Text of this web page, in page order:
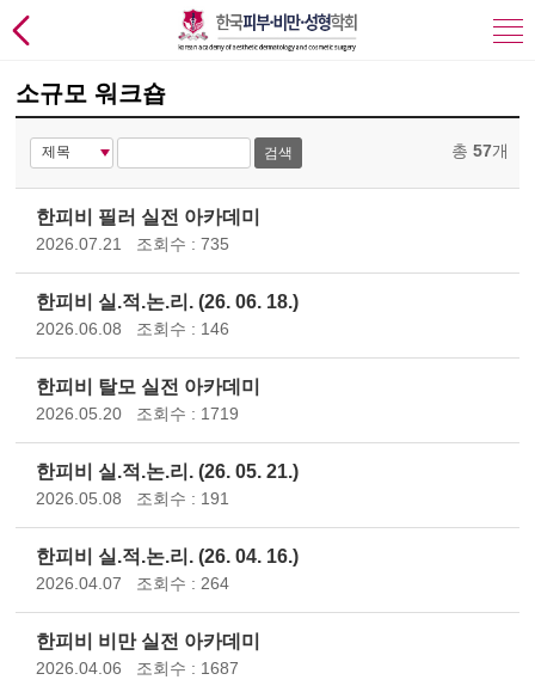
소규모 워크숍
검색 총 57개
한피비 필러 실전 아카데미
2026.07.21 조회수 : 735
한피비 실.적.논.리. (26. 06. 18.)
2026.06.08 조회수 : 146
한피비 탈모 실전 아카데미
2026.05.20 조회수 : 1719
한피비 실.적.논.리. (26. 05. 21.)
2026.05.08 조회수 : 191
한피비 실.적.논.리. (26. 04. 16.)
2026.04.07 조회수 : 264
한피비 비만 실전 아카데미
2026.04.06 조회수 : 1687